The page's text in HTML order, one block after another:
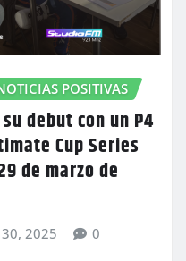
POSITIVAS
debut con un P4
Cup Series
de marzo de
2025 0